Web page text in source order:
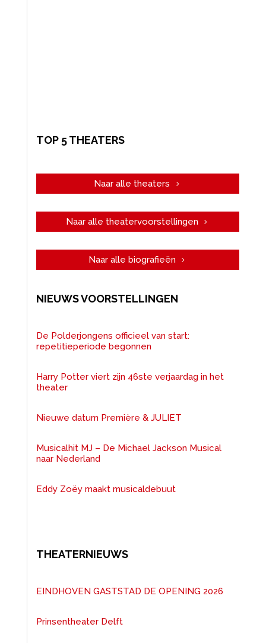
TOP 5 THEATERS
Naar alle theaters
Naar alle theatervoorstellingen
Naar alle biografieën
NIEUWS VOORSTELLINGEN
De Polderjongens officieel van start:
repetitieperiode begonnen
Harry Potter viert zijn 46ste verjaardag in het
theater
Nieuwe datum Première & JULIET
Musicalhit MJ – De Michael Jackson Musical
naar Nederland
Eddy Zoëy maakt musicaldebuut
THEATERNIEUWS
EINDHOVEN GASTSTAD DE OPENING 2026
Prinsentheater Delft